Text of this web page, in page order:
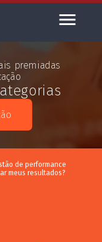
premiadas
de performance
meus resultados?